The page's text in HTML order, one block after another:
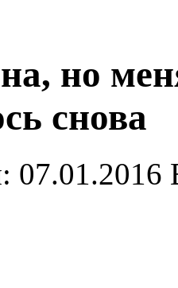
но
снова